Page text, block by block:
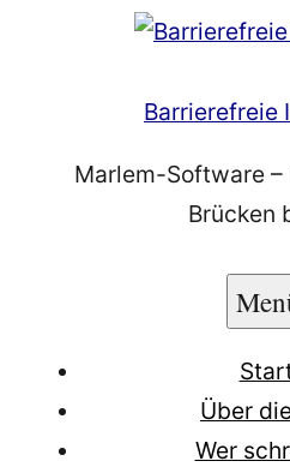
Barrierefreie
Marlem-Software –
Brücken
Über
Wer